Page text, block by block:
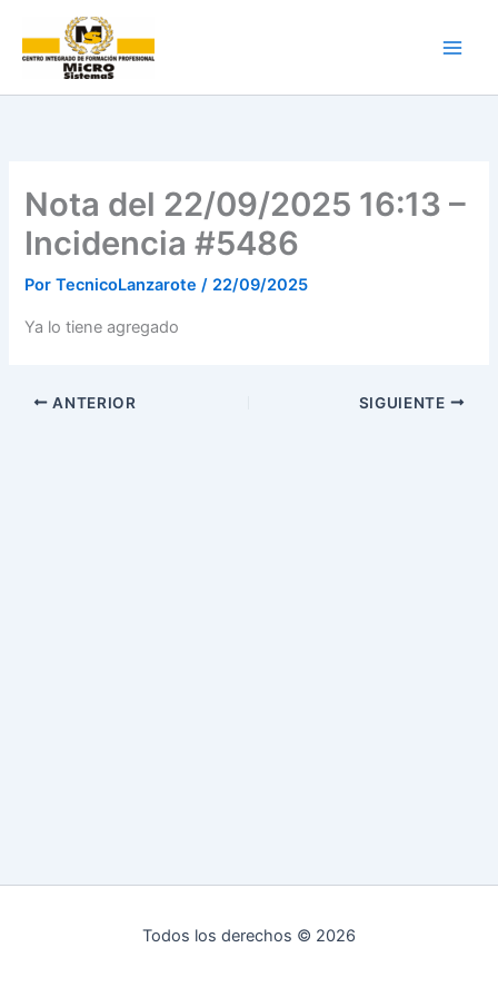
contenido
Nota del 22/09/2025 16:13 –
Incidencia #5486
PorTecnicoLanzarote/ 22/09/2025
Ya lo tiene agregado
ANTERIOR SIGUIENTE
Todos los derechos © 2026